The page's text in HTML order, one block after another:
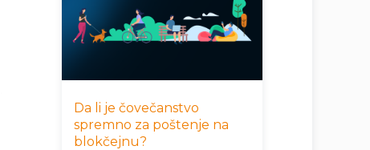
Da li je čovečanstvo
spremno za poštenje na
blokčejnu?